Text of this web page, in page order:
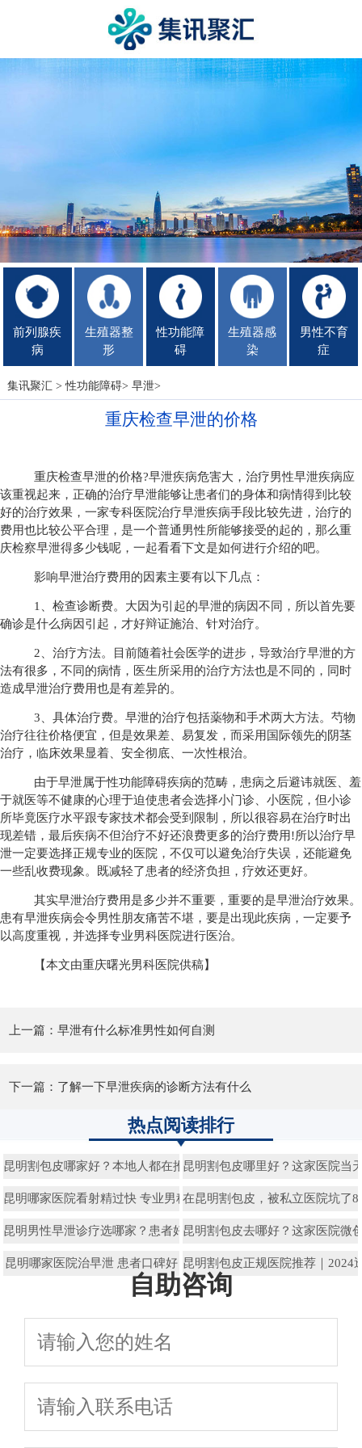
前列腺疾
病
生殖器整
形
性功能障
碍
生殖器感
染
男性不育
症
集讯聚汇 >性功能障碍> 早泄>
重庆检查早泄的价格
重庆检查早泄的价格?早泄疾病危害大，治疗男性早泄疾病应
该重视起来，正确的治疗早泄能够让患者们的身体和病情得到比较
好的治疗效果，一家专科医院治疗早泄疾病手段比较先进，治疗的
费用也比较公平合理，是一个普通男性所能够接受的起的，那么重
庆检察早泄得多少钱呢，一起看看下文是如何进行介绍的吧。
影响早泄治疗费用的因素主要有以下几点：
1、检查诊断费。大因为引起的早泄的病因不同，所以首先要
确诊是什么病因引起，才好辩证施治、针对治疗。
2、治疗方法。目前随着社会医学的进步，导致治疗早泄的方
法有很多，不同的病情，医生所采用的治疗方法也是不同的，同时
造成早泄治疗费用也是有差异的。
3、具体治疗费。早泄的治疗包括薬物和手术两大方法。芍物
治疗往往价格便宜，但是效果差、易复发，而采用国际领先的阴茎
治疗，临床效果显着、安全彻底、一次性根治。
由于早泄属于性功能障碍疾病的范畴，患病之后避讳就医、羞
于就医等不健康的心理于迫使患者会选择小门诊、小医院，但小诊
所毕竟医疗水平跟专家技术都会受到限制，所以很容易在治疗时出
现差错，最后疾病不但治疗不好还浪费更多的治疗费用!所以治疗早
泄一定要选择正规专业的医院，不仅可以避免治疗失误，还能避免
一些乱收费现象。既减轻了患者的经济负担，疗效还更好。
其实早泄治疗费用是多少并不重要，重要的是早泄治疗效果。
患有早泄疾病会令男性朋友痛苦不堪，要是出现此疾病，一定要予
以高度重视，并选择专业男科医院进行医治。
【本文由重庆曙光男科医院供稿】
上一篇：早泄有什么标准男性如何自测
下一篇： 了解一下早泄疾病的诊断方法有什么
热点阅读排行
昆明割包皮哪家好？本地人都在推荐的男科医院曝光！
昆明割包皮哪里好？这家医院当
昆明哪家医院看射精过快 专业男科在昆明割包皮，被私立医院坑了
昆明男性早泄诊疗选哪家？患者好评医院选择攻略
昆明割包皮去哪好？这家医院微
昆明哪家医院治早泄 患者口碑好 昆明割包皮正规医院推荐｜2024
自助咨询